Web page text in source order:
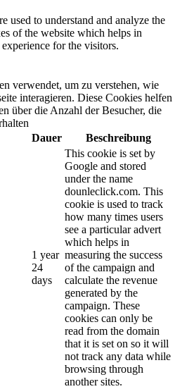
used to understand and analyze the
of the website which helps in
for the visitors.
verwendet, um zu verstehen, wie
interagieren. Diese Cookies helfen
über die Anzahl der Besucher, die
Dauer Beschreibung
1 year
24
days
This cookie is set by
Google and stored
under the name
dounleclick.com. This
cookie is used to track
how many times users
see a particular advert
which helps in
measuring the success
of the campaign and
calculate the revenue
generated by the
campaign. These
cookies can only be
read from the domain
that it is set on so it will
not track any data while
browsing through
another sites.